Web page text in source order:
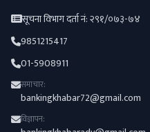
सूचना विभाग दर्ता नं: २९१/०७३-७४
9851215417
01-5908911
समाचार:
bankingkhabar72@gmail.com
विज्ञापन: